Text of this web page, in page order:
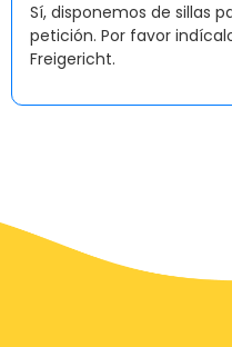
Sí, disponemos de sillas
petición. Por favor
Freigericht.